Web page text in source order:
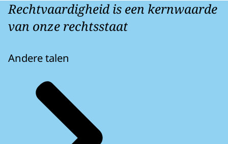
Rechtvaardigheid is een kernwaarde
van onze rechtsstaat
Andere talen